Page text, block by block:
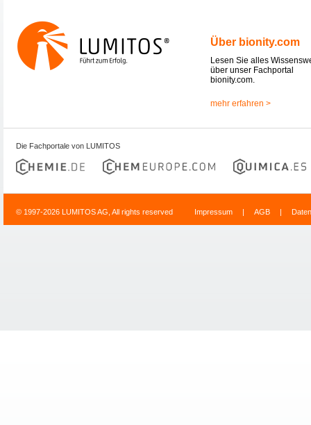
Über bionity.com
Lesen Sie alles
über unser Fachportal
bionity.com.
mehr erfahren >
Die Fachportale von LUMITOS
© 1997-2026 LUMITOS AG, All rights reserved Impressum | AGB |